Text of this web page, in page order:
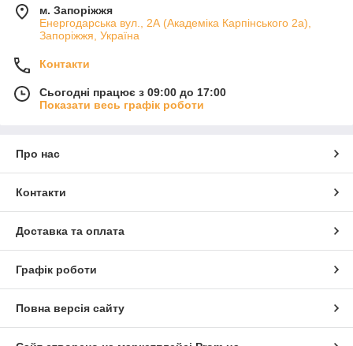
м. Запоріжжя
Енергодарська вул., 2А (Академіка Карпінського 2а),
Запоріжжя, Україна
Контакти
Сьогодні працює з 09:00 до 17:00
Показати весь графік роботи
Про нас
Контакти
Доставка та оплата
Графік роботи
Повна версія сайту